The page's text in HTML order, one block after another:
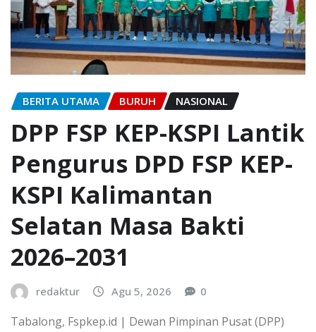
BERITA UTAMA BURUH NASIONAL
DPP FSP KEP-KSPI Lantik
Pengurus DPD FSP KEP-
KSPI Kalimantan
Selatan Masa Bakti
2026–2031
redaktur Agu 5, 2026 0
Tabalong, Fspkep.id | Dewan Pimpinan Pusat (DPP)